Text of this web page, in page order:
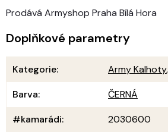
Prodává Armyshop Praha Bílá Hora
Doplňkové parametry
Kategorie: Army Kalhoty,
Barva:
ČERNÁ
#kamarádi: 2030600